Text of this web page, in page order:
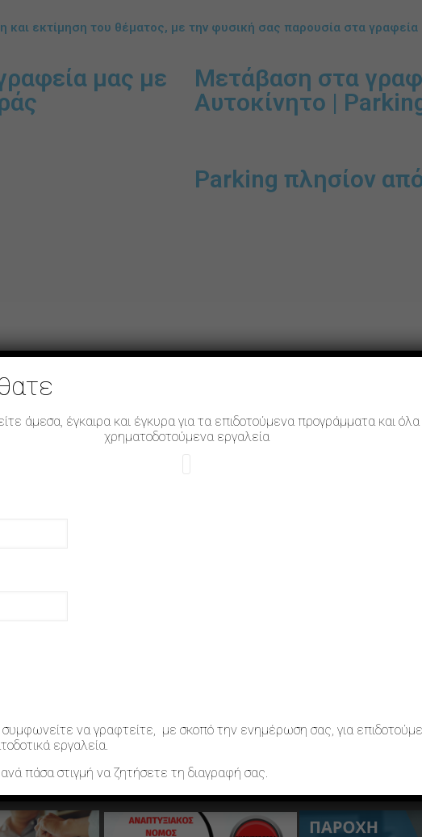
εκτίμηση του θέματος, με την φυσική σας παρουσία στα γραφεία
μας με
Μετάβαση στα
Αυτοκίνητο |
Parking πλησίον
άμεσα, έγκαιρα και έγκυρα για τα επιδοτούμενα προγράμματα και όλα
χρηματοδοτούμενα εργαλεία
να γραφτείτε, με σκοπό την ενημέρωση σας, για
εργαλεία.
πάσα στιγμή να ζητήσετε τη διαγραφή σας.